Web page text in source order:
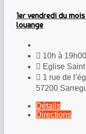
1er vendredi du
louange
10h à 19h00
Eglise
1 rue de
57200
Détails
Directions